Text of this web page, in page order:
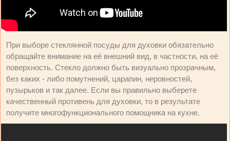
При выборе стеклянной посуды для духовки обязательно
обращайте внимание на её внешний вид, в частности, на её
поверхность. Стекло должно быть визуально прозрачным,
без каких - либо помутнений, царапин, неровностей,
пузырьков и так далее. Если вы правильно выберете
качественный противень для духовки, то в результате
получите многофункционального помощника на кухне.